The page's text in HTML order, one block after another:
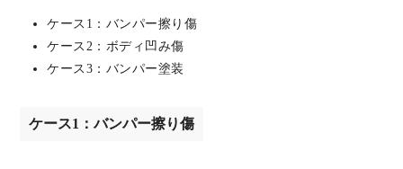
ケース1：バンパー擦り傷
ケース2：ボディ凹み傷
ケース3：バンパー塗装
ケース1：バンパー擦り傷